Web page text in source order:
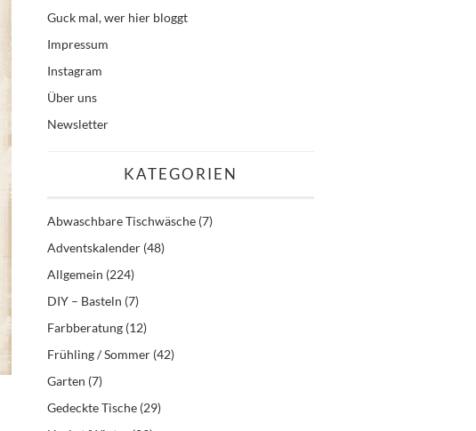
Guck mal, wer hier bloggt
Impressum
Instagram
Über uns
Newsletter
KATEGORIEN
Abwaschbare Tischwäsche (7)
Adventskalender (48)
Allgemein (224)
DIY – Basteln (7)
Farbberatung (12)
Frühling / Sommer (42)
Garten (7)
Gedeckte Tische (29)